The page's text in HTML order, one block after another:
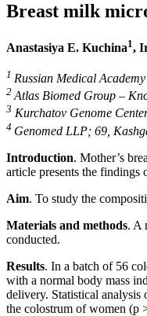
Breast milk
Anastasiya E. Kuchina1,
1 Russian Medical
2 Atlas Biomed Group –
3 Kurchatov Genome
4 Genomed LLP; 69,
Introduction. Mother’s
article presents the findings
Aim. To study the
Materials and methods. A
conducted.
Results. In a batch of 56
with a normal body mass
delivery. Statistical
the colostrum of women (p